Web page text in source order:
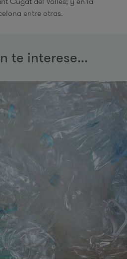
entre otras.
te interese...